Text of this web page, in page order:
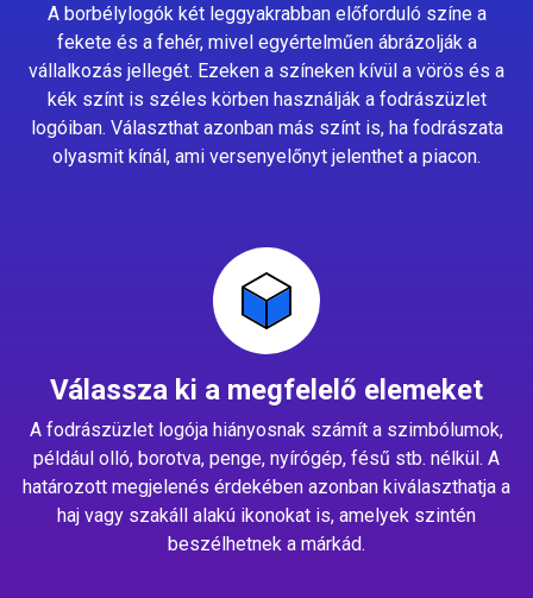
A borbélylogók két leggyakrabban előforduló színe a
fekete és a fehér, mivel egyértelműen ábrázolják a
vállalkozás jellegét. Ezeken a színeken kívül a vörös és a
kék színt is széles körben használják a fodrászüzlet
logóiban. Választhat azonban más színt is, ha fodrászata
olyasmit kínál, ami versenyelőnyt jelenthet a piacon.
Válassza ki a megfelelő elemeket
A fodrászüzlet logója hiányosnak számít a szimbólumok,
például olló, borotva, penge, nyírógép, fésű stb. nélkül. A
határozott megjelenés érdekében azonban kiválaszthatja a
haj vagy szakáll alakú ikonokat is, amelyek szintén
beszélhetnek a márkád.